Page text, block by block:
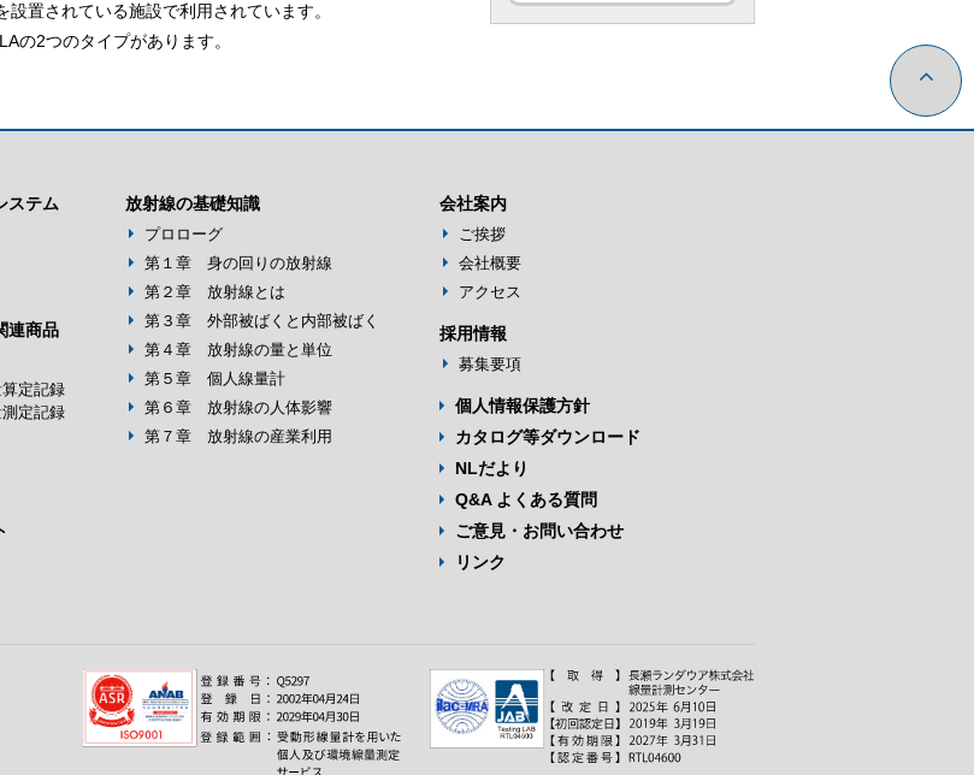
設置されている施設で利用されています。
の2つのタイプがあります。
ステム
連商品
定記録
定記録
放射線の基礎知識
プロローグ
第１章 身の回りの放射線
第２章 放射線とは
第３章 外部被ばくと内部被ばく
第４章 放射線の量と単位
第５章 個人線量計
第６章 放射線の人体影響
第７章 放射線の産業利用
会社案内
ご挨拶
会社概要
アクセス
採用情報
募集要項
個人情報保護方針
カタログ等ダウンロード
NLだより
Q&A よくある質問
ご意見・お問い合わせ
リンク